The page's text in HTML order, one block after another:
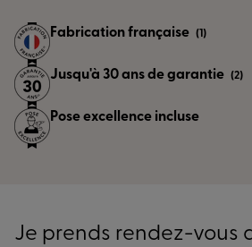
Fabrication française (1)
Jusqu'à 30 ans de garantie (2)
Pose excellence incluse
Je prends rendez-vous